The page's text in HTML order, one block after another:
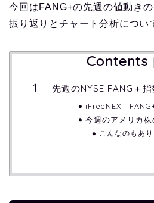
今回はFANG+の先週の値動きの
振り返りとチャート分析につい
Contents
先週のNYSE FANG＋
iFreeNEXT
今週のアメリカ
こんなのもあ